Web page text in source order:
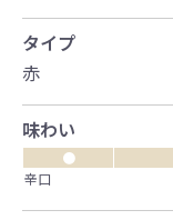
タイプ
赤
味わい
●
辛口